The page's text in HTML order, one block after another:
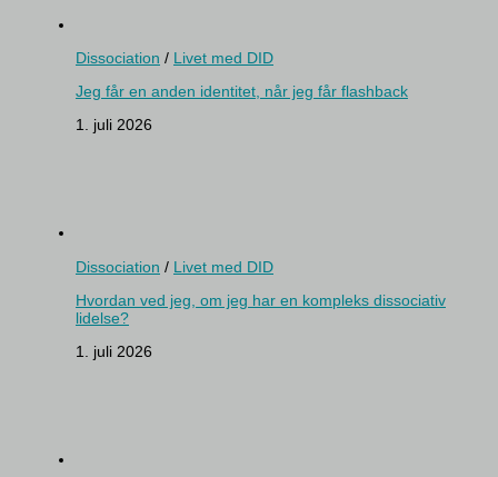
Dissociation / Livet med DID
Jeg får en anden identitet, når jeg får flashback
1. juli 2026
Dissociation / Livet med DID
Hvordan ved jeg, om jeg har en kompleks dissociativ
lidelse?
1. juli 2026